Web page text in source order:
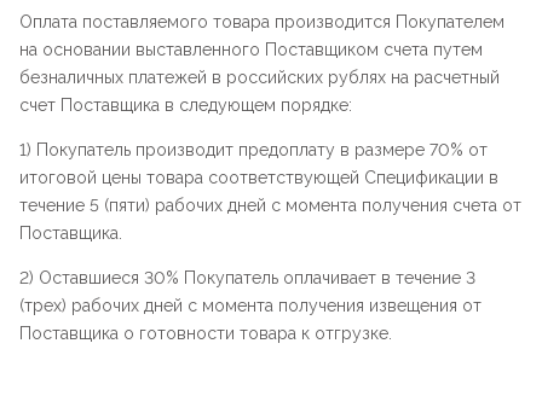
Оплата поставляемого товара производится Покупателем
на основании выставленного Поставщиком счета путем
безналичных платежей в российских рублях на расчетный
счет Поставщика в следующем порядке:
1) Покупатель производит предоплату в размере 70% от
итоговой цены товара соответствующей Спецификации в
течение 5 (пяти) рабочих дней с момента получения счета от
Поставщика.
2) Оставшиеся 30% Покупатель оплачивает в течение 3
(трех) рабочих дней с момента получения извещения от
Поставщика о готовности товара к отгрузке.